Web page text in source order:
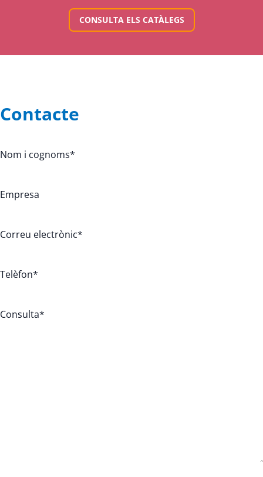
CONSULTA ELS CATÀLEGS
Contacte
Nom i cognoms*
Empresa
Correu electrònic*
Telèfon*
Consulta*